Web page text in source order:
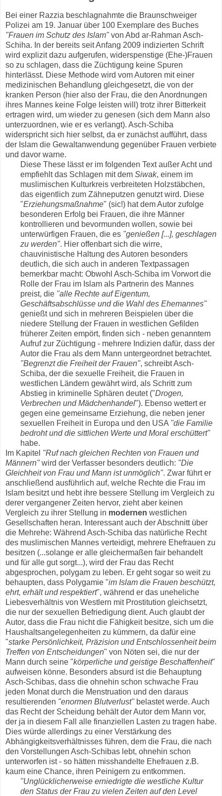
Bei einer Razzia beschlagnahmte die Braunschweiger
Polizei am 19. Januar über 100 Exemplare des Buches
"Frauen im Schutz des Islam"von Abd ar-Rahman Asch-
Schiha. In der bereits seit Anfang 2009 indizierten Schrift
wird explizit dazu aufgerufen, widerspenstige (Ehe-)Frauen
so zu schlagen, dass die Züchtigung keine Spuren
hinterlässt. Diese Methode wird vom Autoren mit einer
medizinischen Behandlung gleichgesetzt, die von der
kranken Person (hier also der Frau, die den Anordnungen
ihres Mannes keine Folge leisten will) trotz ihrer Bitterkeit
ertragen wird, um wieder zu genesen (sich dem Mann also
unterzuordnen, wie er es verlangt). Asch-Schiba
widerspricht sich hier selbst, da er zunächst aufführt, dass
der Islam die Gewaltanwendung gegenüber Frauen verbiete
und davor warne.
Diese These lässt er im folgenden Text außer Acht und
empfiehlt das Schlagen mit dem Siwak, einem im
muslimischen Kulturkreis verbreiteten Holzstäbchen,
das eigentlich zum Zähneputzen genutzt wird. Diese
"Erziehungsmaßnahme" (sic!) hat dem Autor zufolge
besonderen Erfolg bei Frauen, die ihre Männer
kontrollieren und bevormunden wollen, sowie bei
unterwürfigen Frauen, die es "genießen [...], geschlagen
zu werden". Hier offenbart sich die wirre,
chauvinistische Haltung des Autoren besonders
deutlich, die sich auch in anderen Textpassagen
bemerkbar macht: Obwohl Asch-Schiba im Vorwort die
Rolle der Frau im Islam als Partnerin des Mannes
preist, die "alle Rechte auf Eigentum,
Geschäftsabschlüsse und die Wahl des Ehemannes"
genießt und sich in mehreren Beispielen über die
niedere Stellung der Frauen in westlichen Gefilden
früherer Zeiten empört, finden sich - neben genanntem
Aufruf zur Züchtigung - mehrere Indizien dafür, dass der
Autor die Frau als dem Mann untergeordnet betrachtet.
"Begrenzt die Freiheit der Frauen", schreibt Asch-
Schiba, der die sexuelle Freiheit, die Frauen in
westlichen Ländern gewährt wird, als Schritt zum
Abstieg in kriminelle Sphären deutet ("Drogen,
Verbrechen und Mädchenhandel"). Ebenso wettert er
gegen eine gemeinsame Erziehung, die neben jener
sexuellen Freiheit in Europa und den USA "die Familie
bedroht und die sittlichen Werte und Moral erschüttert"
habe.
Im Kapitel "Ruf nach gleichen Rechten von Frauen und
Männern"wird der Verfasser besonders deutlich: "Die
Gleichheit von Frau und Mann ist unmöglich". Zwar führt er
anschließend ausführlich auf, welche Rechte die Frau im
Islam besitzt und hebt ihre bessere Stellung im Vergleich zu
derer vergangener Zeiten hervor, zieht aber keinen
Vergleich zu ihrer Stellung in modernen westlichen
Gesellschaften heran. Interessant auch der Abschnitt über
die Mehrehe: Während Asch-Schiba das natürliche Recht
des muslimischen Mannes verteidigt, mehrere Ehefrauen zu
besitzen (...solange er alle gleichermaßen fair behandelt
und für alle gut sorgt...), wird der Frau das Recht
abgesprochen, polygam zu leben. Er geht sogar so weit zu
behaupten, dass Polygamie "im Islam die Frauen beschützt,
ehrt, erhält und respektiert", während er das uneheliche
Liebesverhältnis von Westlern mit Prostitution gleichsetzt,
die nur der sexuellen Befriedigung dient. Auch glaubt der
Autor, dass die Frau nicht die Fähigkeit besitze, sich um die
Haushaltsangelegenheiten zu kümmern, da dafür eine
"starke Persönlichkeit, Präzision und Entschlossenheit beim
Treffen von Entscheidungen" von Nöten sei, die nur der
Mann durch seine "körperliche und geistige Beschaffenheit"
aufweisen könne. Besonders absurd ist die Behauptung
Asch-Schibas, dass die ohnehin schon schwache Frau
jeden Monat durch die Menstruation und den daraus
resultierenden "enormen Blutverlust"belastet werde. Auch
das Recht der Scheidung behält der Autor dem Mann vor,
der ja in diesem Fall alle finanziellen Lasten zu tragen habe.
Dies würde allerdings zu einer Verstärkung des
Abhängigkeitsverhältnisses führen, dem die Frau, die nach
den Vorstellungen Asch-Schibas lebt, ohnehin schon
unterworfen ist - so hätten misshandelte Ehefrauen z.B.
kaum eine Chance, ihren Peinigern zu entkommen.
"Unglücklicherweise erniedrigte die westliche Kultur
den Status der Frau zu vielen Zeiten auf den Level